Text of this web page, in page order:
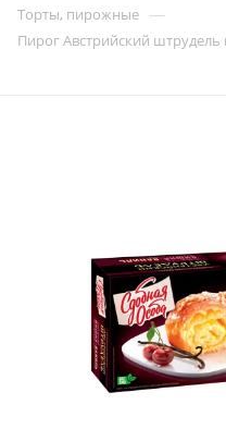
Торты, пирожные —
Пирог Австрийский